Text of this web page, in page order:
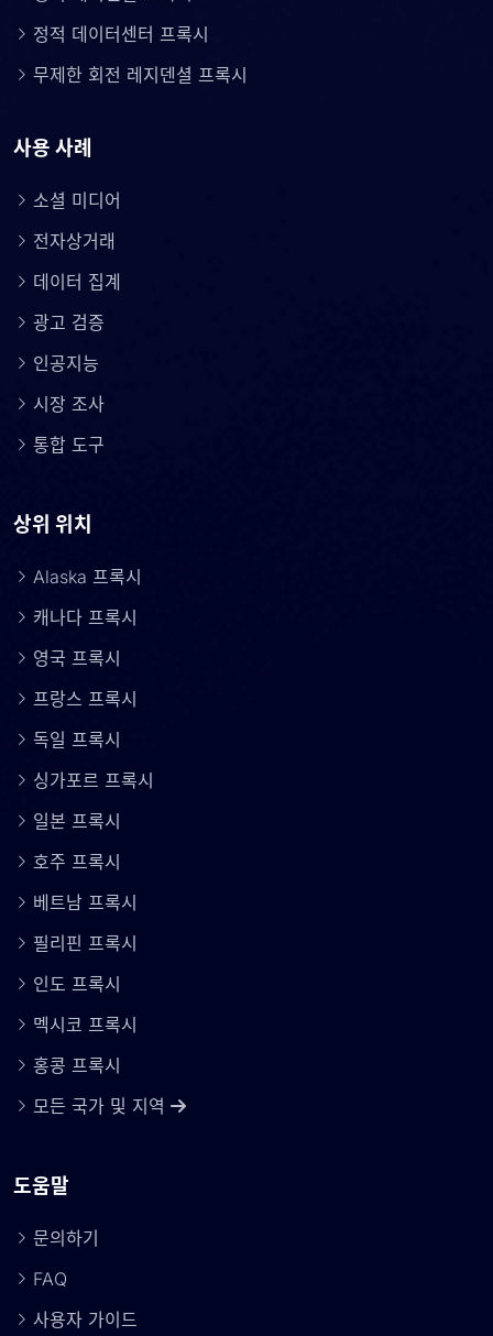
정적 데이터센터 프록시
무제한 회전 레지덴셜 프록시
사용 사례
소셜 미디어
전자상거래
데이터 집계
광고 검증
인공지능
시장 조사
통합 도구
상위 위치
Alaska 프록시
캐나다 프록시
영국 프록시
프랑스 프록시
독일 프록시
싱가포르 프록시
일본 프록시
호주 프록시
베트남 프록시
필리핀 프록시
인도 프록시
멕시코 프록시
홍콩 프록시
모든 국가 및 지역
도움말
문의하기
FAQ
사용자 가이드